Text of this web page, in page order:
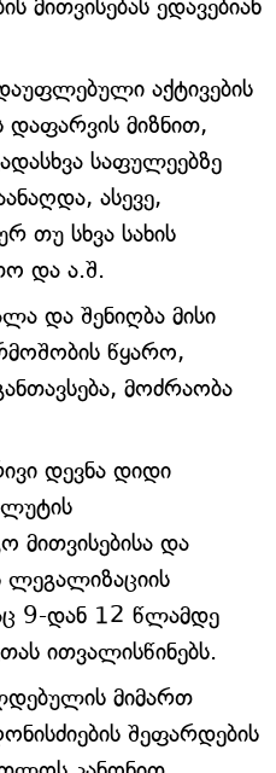
მითვისებას ედავებიან
აქტივების
მიზნით,
საფულეებზე
ასევე,
თუ სხვა სახის
და ა.შ.
და შენიღბა მისი
წყარო,
მოძრაობა
დევნა დიდი
მითვისებისა და
ლეგალიზაციის
9-დან 12 წლამდე
ითვალისწინებს.
მიმართ
შეფარდების